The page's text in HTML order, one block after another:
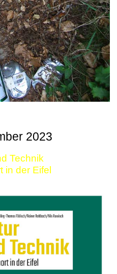
2023
Technik
in der Eifel